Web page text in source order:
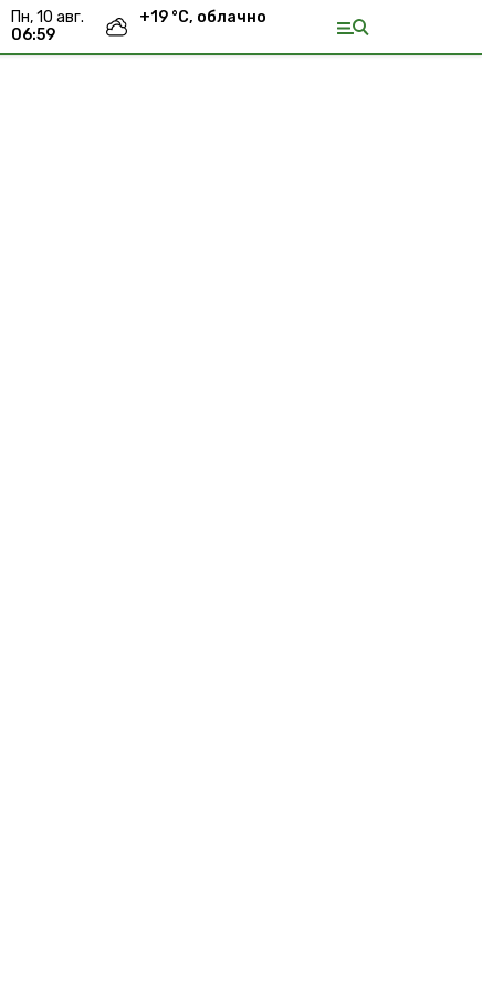
пн, 10 авг.
06:59
+19 °С, облачно